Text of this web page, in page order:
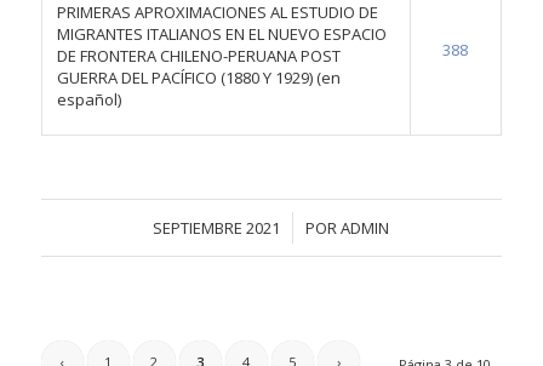
PRIMERAS APROXIMACIONES AL ESTUDIO DE
MIGRANTES ITALIANOS EN EL NUEVO ESPACIO
DE FRONTERA CHILENO-PERUANA POST
GUERRA DEL PACÍFICO (1880 Y 1929) (en
español)
388
SEPTIEMBRE 2021
/ PORADMIN
‹ 1 2 3 4 5 ›